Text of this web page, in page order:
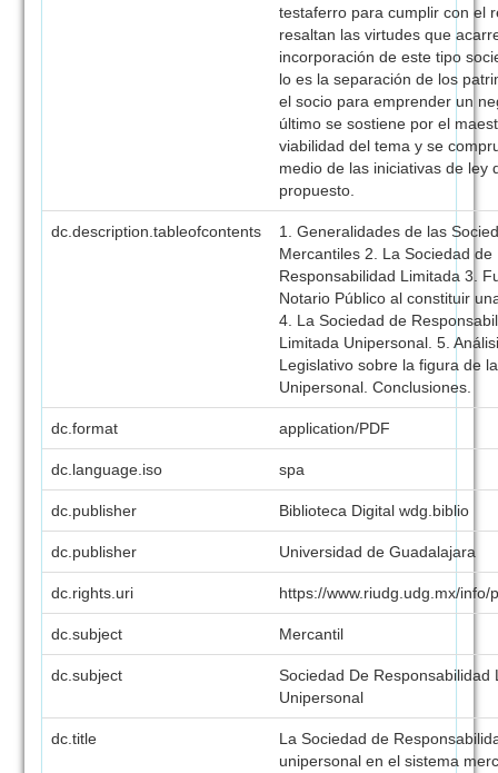
testaferro para cumplir con el
resaltan las virtudes que
incorporación de este tipo
lo es la separación de los
el socio para emprender un
último se sostiene por el
viabilidad del tema y se
medio de las iniciativas de ley
propuesto.
dc.description.tableofcontents
1. Generalidades de las
Mercantiles 2. La Sociedad de
Responsabilidad Limitada 3.
Notario Público al constituir
4. La Sociedad de
Limitada Unipersonal. 5.
Legislativo sobre la figura de
Unipersonal. Conclusiones.
dc.format application/PDF
dc.language.iso spa
dc.publisher Biblioteca Digital wdg.biblio
dc.publisher Universidad de Guadalajara
dc.rights.uri https://www.riudg.udg.mx/info/
dc.subject Mercantil
dc.subject
Sociedad De Responsabilidad
Unipersonal
dc.title
La Sociedad de
unipersonal en el sistema